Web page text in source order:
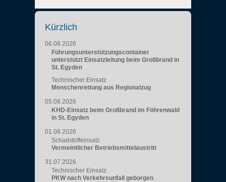
Kürzlich
06.08.2026
Führungsunterstützungscontainer
unterstützt Einsatzleitung beim Großbrand in
St. Egyden
Technischer Einsatz
Menschenrettung aus Regionalzug
05.08.2026
KHD-Einsatz beim Großbrand im Föhrenwald
in St. Egyden
01.08.2026
Schadstoffeinsatz
Vermeintlicher Betriebsmittelaustritt
31.07.2026
Technischer Einsatz
PKW nach Verkehrsunfall geborgen